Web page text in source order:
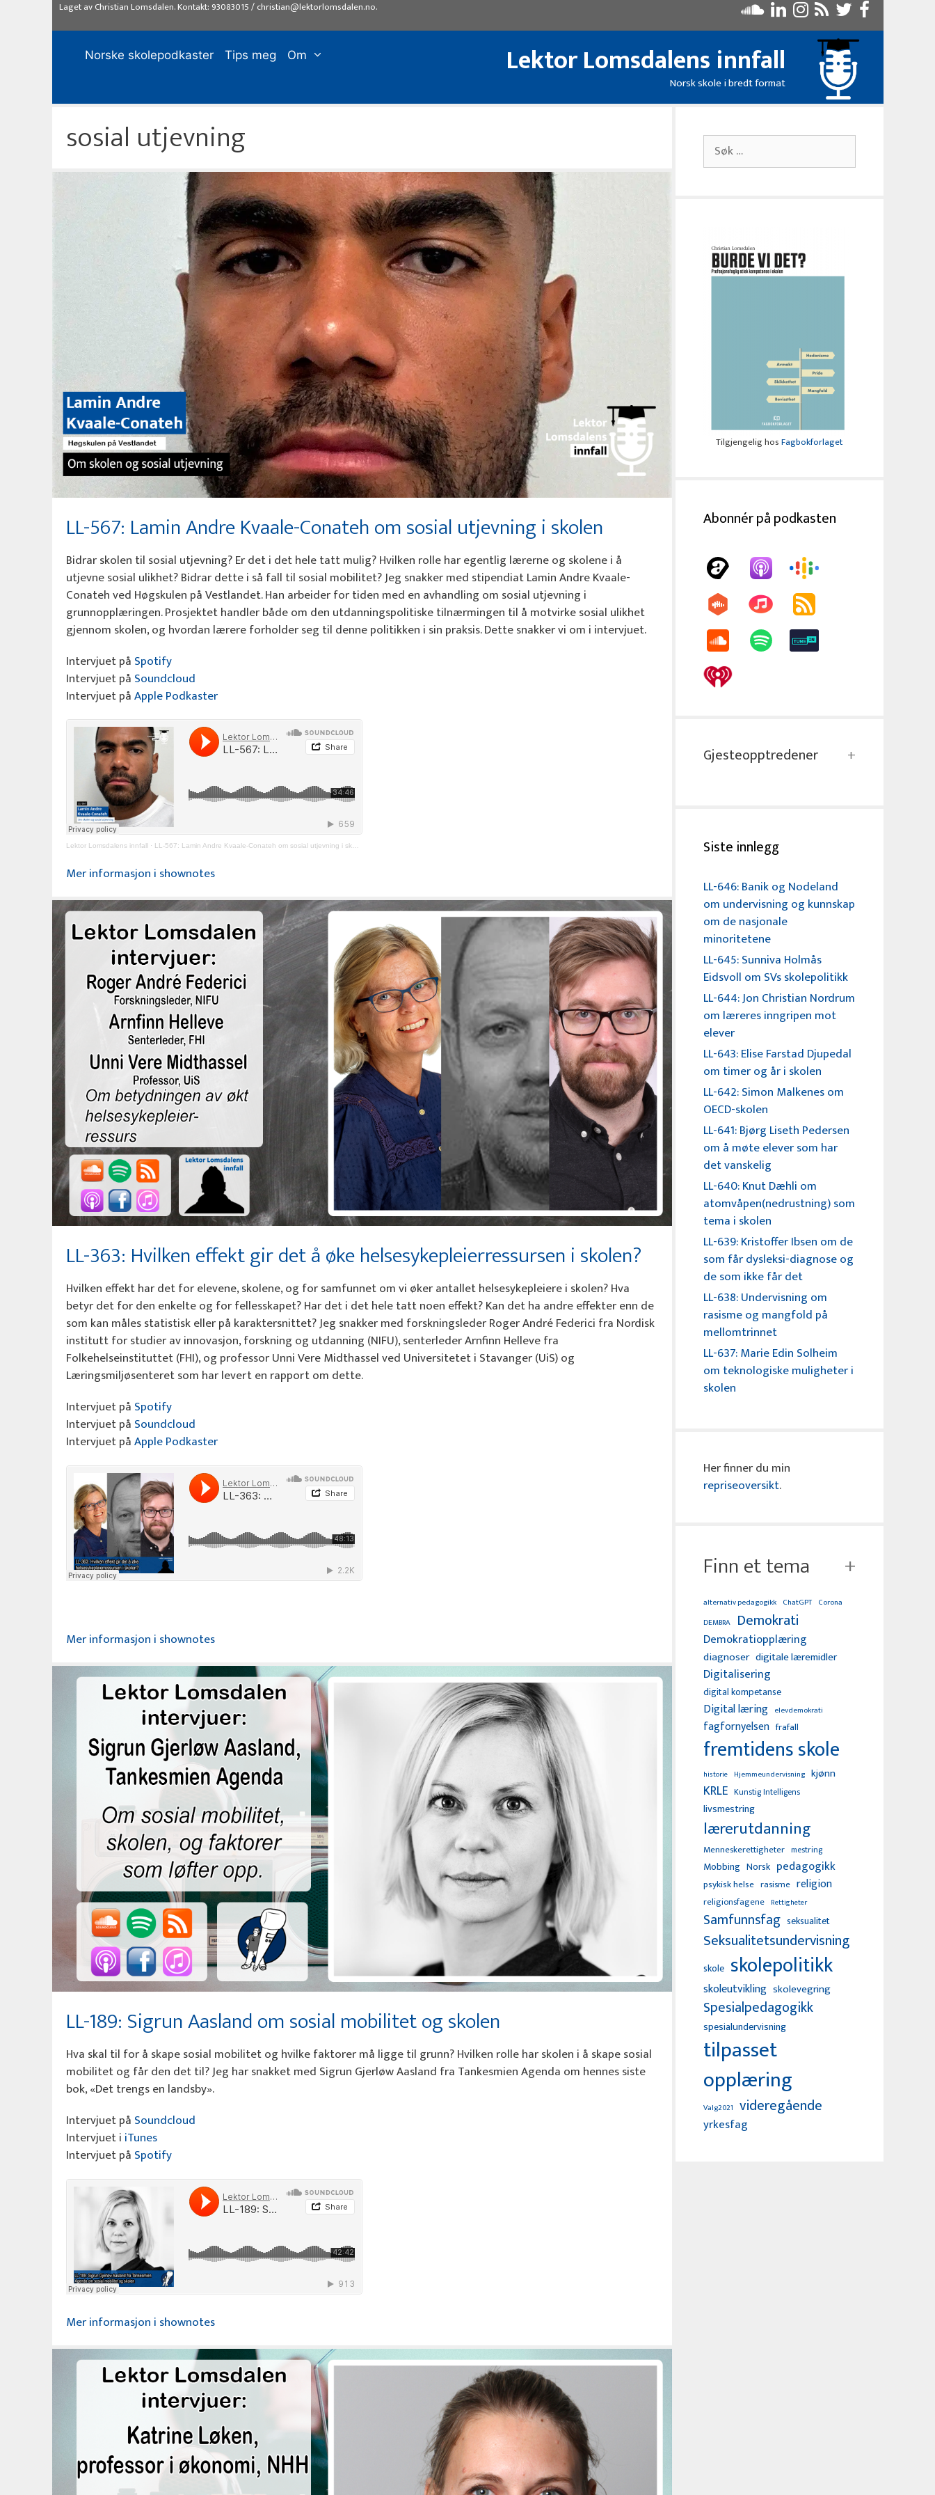
Laget avChristian Lomsdalen. Kontakt: 93083015/christian@lektorlomsdalen.no.
Lektor Lomsdalens innfall
Norsk skole i bredt format
Norske skolepodkaster Tips meg Om
sosial utjevning
LL-567: Lamin Andre Kvaale-Conateh om sosial utjevning i skolen
Bidrar skolen til sosial utjevning? Er det i det hele tatt mulig? Hvilken rolle har egentlig lærerne og skolene i å
utjevne sosial ulikhet? Bidrar dette i så fall til sosial mobilitet? Jeg snakker med stipendiat Lamin Andre Kvaale-
Conateh ved Høgskulen på Vestlandet. Han arbeider for tiden med en avhandling om sosial utjevning i
grunnopplæringen. Prosjektet handler både om den utdanningspolitiske tilnærmingen til å motvirke sosial ulikhet
gjennom skolen, og hvordan lærere forholder seg til denne politikken i sin praksis. Dette snakker vi om i intervjuet.
Intervjuet på Spotify
Intervjuet på Soundcloud
Intervjuet påApple Podkaster
Lektor Lomsdalens innfall · LL-567: Lamin Andre Kvaale-Conateh om sosial utjevning i skolen
Mer informasjon i shownotes
LL-363: Hvilken effekt gir det å øke helsesykepleierressursen i skolen?
Hvilken effekt har det for elevene, skolene, og for samfunnet om vi øker antallet helsesykepleiere i skolen? Hva
betyr det for den enkelte og for fellesskapet? Har det i det hele tatt noen effekt? Kan det ha andre effekter enn de
som kan måles statistisk eller på karaktersnittet? Jeg snakker med forskningsleder Roger André Federici fra Nordisk
institutt for studier av innovasjon, forskning og utdanning (NIFU), senterleder Arnfinn Helleve fra
Folkehelseinstituttet (FHI), og professor Unni Vere Midthassel ved Universitetet i Stavanger (UiS) og
Læringsmiljøsenteret som har levert en rapport om dette.
Intervjuet på Spotify
Intervjuet på Soundcloud
Intervjuet påApple Podkaster
Mer informasjon i shownotes
LL-189: Sigrun Aasland om sosial mobilitet og skolen
Hva skal til for å skape sosial mobilitet og hvilke faktorer må ligge til grunn? Hvilken rolle har skolen i å skape sosial
mobilitet og får den det til? Jeg har snakket med Sigrun Gjerløw Aasland fra Tankesmien Agenda om hennes siste
bok, «Det trengs en landsby».
Intervjuet på Soundcloud
Intervjuet i iTunes
Intervjuet på Spotify
Mer informasjon i shownotes
Søk
etter:
Tilgjengelig hosFagbokforlaget
Abonnér på podkasten
Gjesteopptredener
Siste innlegg
LL-646: Banik og Nodeland
om undervisning og kunnskap
om de nasjonale
minoritetene
LL-645: Sunniva Holmås
Eidsvoll om SVs skolepolitikk
LL-644: Jon Christian Nordrum
om læreres inngripen mot
elever
LL-643: Elise Farstad Djupedal
om timer og år i skolen
LL-642: Simon Malkenes om
OECD-skolen
LL-641: Bjørg Liseth Pedersen
om å møte elever som har
det vanskelig
LL-640: Knut Dæhli om
atomvåpen(nedrustning) som
tema i skolen
LL-639: Kristoffer Ibsen om de
som får dysleksi-diagnose og
de som ikke får det
LL-638: Undervisning om
rasisme og mangfold på
mellomtrinnet
LL-637: Marie Edin Solheim
om teknologiske muligheter i
skolen
Her finner du min
repriseoversikt.
Finn et tema
alternativ pedagogikk ChatGPT Corona
DEMBRA Demokrati
Demokratiopplæring
diagnoser digitale læremidler
Digitalisering
digital kompetanse
Digital læring elevdemokrati
fagfornyelsen frafall
fremtidens skole
historie Hjemmeundervisning kjønn
KRLE Kunstig Intelligens
livsmestring
lærerutdanning
Menneskerettigheter mestring
Mobbing Norsk pedagogikk
psykisk helse rasisme religion
religionsfagene Rettigheter
Samfunnsfag seksualitet
Seksualitetsundervisning
skole skolepolitikk
skoleutvikling skolevegring
Spesialpedagogikk
spesialundervisning
tilpasset
opplæring
Valg2021 videregående
yrkesfag